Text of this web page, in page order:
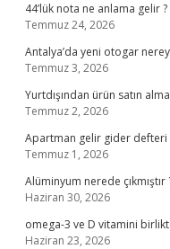
44’lük nota ne anlama gelir ?
Temmuz 24, 2026
Antalya’da yeni otogar
Temmuz 3, 2026
Yurtdışından ürün satın
Temmuz 2, 2026
Apartman gelir gider defteri
Temmuz 1, 2026
Alüminyum nerede çıkmıştır
Haziran 30, 2026
omega-3 ve D vitamini
Haziran 23, 2026